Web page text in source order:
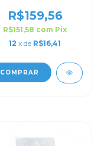
Lock
R$159,56
R$151,58 com Pix
12 x de R$16,41
COMPRAR